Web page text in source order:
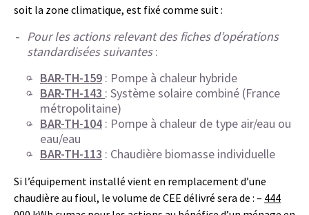
soit la zone climatique, est fixé comme suit :
Pour les actions relevant des fiches d’opérations
standardisées suivantes:
BAR-TH-159 : Pompe à chaleur hybride
BAR-TH-143 : Système solaire combiné (France
métropolitaine)
BAR-TH-104 : Pompe à chaleur de type air/eau ou
eau/eau
BAR-TH-113 : Chaudière biomasse individuelle
Si l’équipement installé vient en remplacement d’une
chaudière au fioul, le volume de CEE délivré sera de : – 444